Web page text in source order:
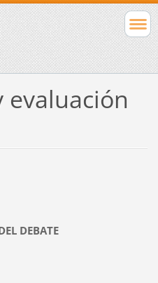
evaluación
DEBATE